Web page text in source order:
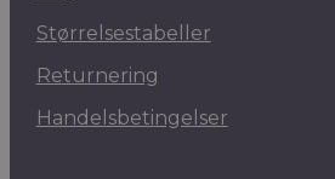
Størrelsestabeller
Returnering
Handelsbetingelser